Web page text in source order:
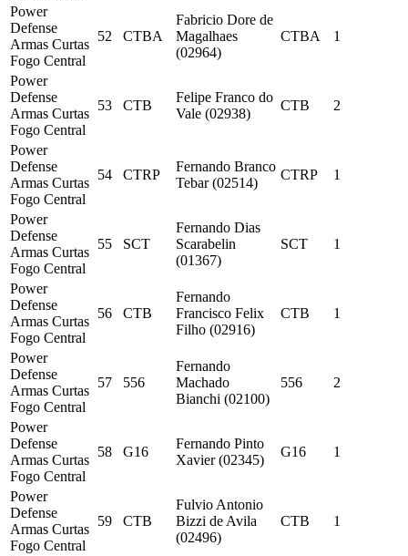
Power
Defense
Armas Curtas
Fogo Central
52 CTBA
Fabricio Dore de
Magalhaes
(02964)
CTBA 1
Power
Defense
Armas Curtas
Fogo Central
53 CTB
Felipe Franco do
Vale (02938)
CTB 2
Power
Defense
Armas Curtas
Fogo Central
54 CTRP
Fernando Branco
Tebar (02514)
CTRP 1
Power
Defense
Armas Curtas
Fogo Central
55 SCT
Fernando Dias
Scarabelin
(01367)
SCT 1
Power
Defense
Armas Curtas
Fogo Central
56 CTB
Fernando
Francisco Felix
Filho (02916)
CTB 1
Power
Defense
Armas Curtas
Fogo Central
57 556
Fernando
Machado
Bianchi (02100)
556 2
Power
Defense
Armas Curtas
Fogo Central
58 G16
Fernando Pinto
Xavier (02345)
G16 1
Power
Defense
Armas Curtas
Fogo Central
59 CTB
Fulvio Antonio
Bizzi de Avila
(02496)
CTB 1